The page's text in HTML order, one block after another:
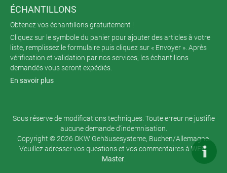
ÉCHANTILLONS
Obtenez vos échantillons gratuitement !
Cliquez sur le symbole du panier pour ajouter des articles à votre
liste, remplissez le formulaire puis cliquez sur « Envoyer ». Après
vérification et validation par nos services, les échantillons
demandés vous seront expédiés.
En savoir plus
Sous réserve de modifications techniques. Toute erreur ne justifie
aucune demande d’indemnisation.
Copyright © 2026 OKW Gehäusesysteme, Buchen/Allemagne.
Veuillez adresser vos questions et vos commentaires à WEB-
Master.